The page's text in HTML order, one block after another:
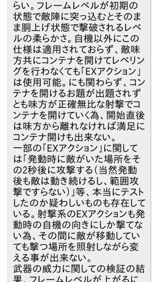
らい。フレームレベルが初期の
状態で敵陣に突っ込むとそのま
ま胴上げ状態で撃破されるレベ
ルの柔らかさ。自機以外にこの
仕様は適用されておらず、敵味
方共にコンテナを開けてレベリン
グを行わなくても「EXアクション」
は使用可能。にも関わらず、コン
テナを開けるお題が出題されず
とも味方が正確無比な射撃でコ
ンテナを開けていく為、開始直後
は味方から離れなければ満足に
コンテナ開けも出来ない。
一部の「EXアクション」に関して
は「発動時に敵がいた場所をそ
の2秒後に攻撃する（当然発動
後も敵は動き続けるし、範囲攻
撃ですらない）」等、本当にテスト
したのか疑わしいものも存在して
いる。射撃系のEXアクションも発
動時の自機の向きにしか撃てな
い為、その間に敵が移動してい
ても撃つ場所を照射しながら変
える事が出来ない。
武器の威力に関しての検証の結
果、フレームレベルが上がるに